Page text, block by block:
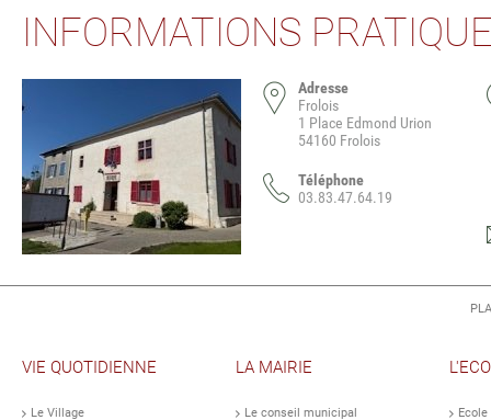
INFORMATIONS
Adresse
Frolois
1 Place Edmond Urion
54160 Frolois
Téléphone
03.83.47.64.19
VIE QUOTIDIENNE
Le Village
LA MAIRIE
Le conseil municipal